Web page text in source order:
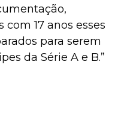
17 anos esses
para serem
da Série A e B.”